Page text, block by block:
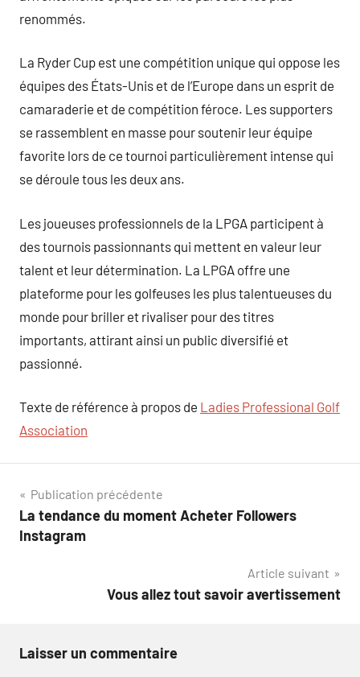
renommés.
La Ryder Cup est une compétition unique qui oppose les
équipes des États-Unis et de l’Europe dans un esprit de
camaraderie et de compétition féroce. Les supporters
se rassemblent en masse pour soutenir leur équipe
favorite lors de ce tournoi particulièrement intense qui
se déroule tous les deux ans.
Les joueuses professionnels de la LPGA participent à
des tournois passionnants qui mettent en valeur leur
talent et leur détermination. La LPGA offre une
plateforme pour les golfeuses les plus talentueuses du
monde pour briller et rivaliser pour des titres
importants, attirant ainsi un public diversifié et
passionné.
Texte de référence à propos de Ladies Professional Golf
Association
Navigation
de
Publication précédente
La tendance du moment Acheter Followers
Instagram
Article suivant
Vous allez tout savoir avertissement
Laisser un commentaire